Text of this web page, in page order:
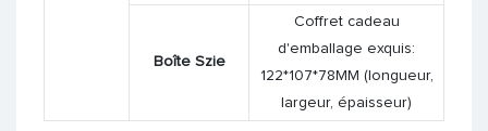
Boîte Szie
Coffret cadeau
d'emballage exquis:
122*107*78MM (longueur,
largeur, épaisseur)